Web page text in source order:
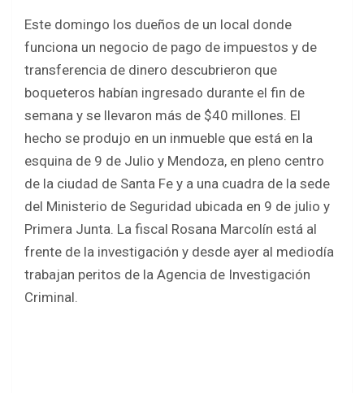
ce
b
o
o
k
tt
er
at
s
A
p
p
ar
e
Este domingo los dueños de un local donde
funciona un negocio de pago de impuestos y de
transferencia de dinero descubrieron que
boqueteros habían ingresado durante el fin de
semana y se llevaron más de $40 millones. El
hecho se produjo en un inmueble que está en la
esquina de 9 de Julio y Mendoza, en pleno centro
de la ciudad de Santa Fe y a una cuadra de la sede
del Ministerio de Seguridad ubicada en 9 de julio y
Primera Junta. La fiscal Rosana Marcolín está al
frente de la investigación y desde ayer al mediodía
trabajan peritos de la Agencia de Investigación
Criminal.